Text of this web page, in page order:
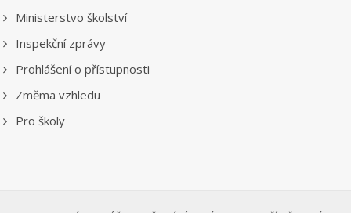
Ministerstvo školství
Inspekční zprávy
Prohlášení o přístupnosti
Změma vzhledu
Pro školy